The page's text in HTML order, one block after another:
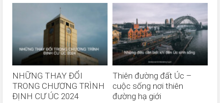
NHỮNG THAY ĐỔI
TRONG CHƯƠNG TRÌNH
ĐỊNH CƯ ÚC 2024
Thiên đường đất Úc –
cuộc sống nơi thiên
đường hạ giới